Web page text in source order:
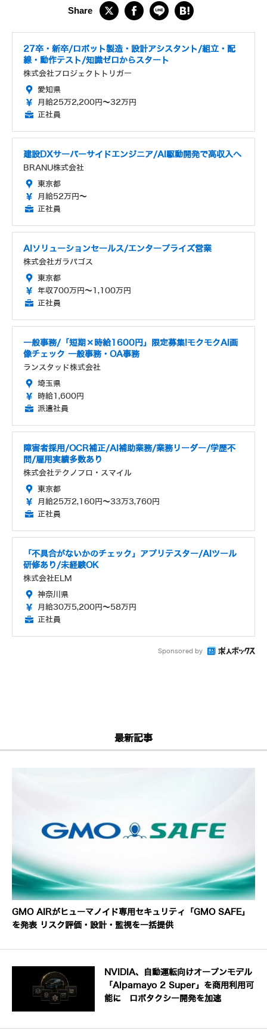
27卒・新卒/ロボット製造・設計アシスタント/組立・配
線・動作テスト/知識ゼロからスタート
株式会社プロジェクトトリガー
愛知県
月給25万2,200円～32万円
正社員
建設DXサーバーサイドエンジニア/AI駆動開発で高収入へ
BRANU株式会社
東京都
月給52万円～
正社員
AIソリューションセールス/エンタープライズ営業
株式会社ガラパゴス
東京都
年収700万円～1,100万円
正社員
一般事務/「短期×時給1600円」限定募集!モクモクAI画
像チェック 一般事務・OA事務
ランスタッド株式会社
埼玉県
時給1,600円
派遣社員
障害者採用/OCR補正/AI補助業務/業務リーダー/学歴不
問/雇用実績多数あり
株式会社テクノプロ・スマイル
東京都
月給25万2,160円～33万3,760円
正社員
「不具合がないかのチェック」アプリテスター/AIツール
研修あり/未経験OK
株式会社ELM
神奈川県
月給30万5,200円～58万円
正社員
Sponsored by
最新記事
GMO AIRがヒューマノイド専用セキュリティ「GMO SAFE」
を発表 リスク評価・設計・監視を一括提供
NVIDIA、自動運転向けオープンモデル
「Alpamayo 2 Super」を商用利用可
能に ロボタクシー開発を加速